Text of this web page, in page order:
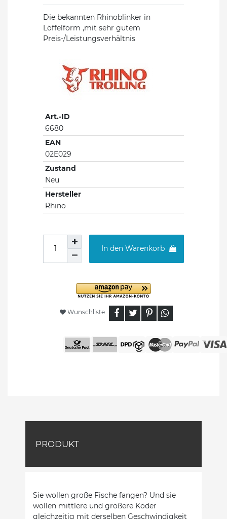
Die bekannten Rhinoblinker in
Löffelform ,mit sehr gutem
Preis-/Leistungsverhältnis
Art.-ID
6680
EAN
02E029
Zustand
Neu
Hersteller
Rhino
In den Warenkorb
Wunschliste
PRODUKT
Sie wollen große Fische fangen? Und sie
wollen mittlere und größere Köder
gleichzeitig mit derselben Geschwindigkeit